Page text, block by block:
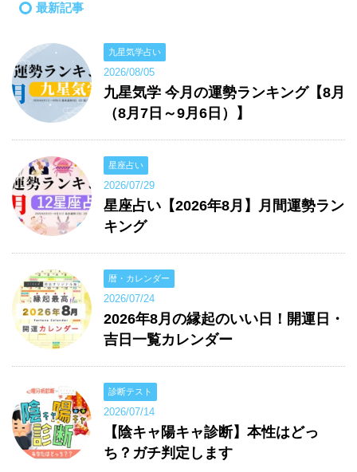
最新記事
九星気学占い
2026/08/05
九星気学 今月の運勢ランキング【8月
（8月7日～9月6日）】
星座占い
2026/07/29
星座占い【2026年8月】月間運勢ラン
キング
暦・カレンダー
2026/07/24
2026年8月の縁起のいい日！開運日・
吉日一覧カレンダー
診断テスト
2026/07/14
【陰キャ陽キャ診断】本性はどっ
ち？ガチ判定します